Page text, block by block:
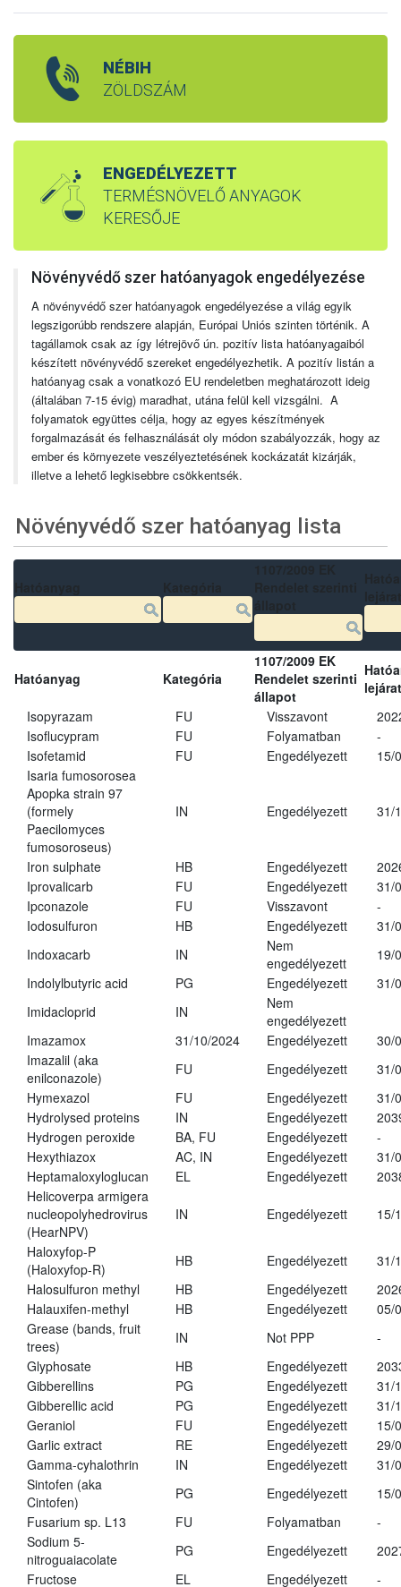
NÉBIH
ZÖLDSZÁM
ENGEDÉLYEZETT
TERMÉSNÖVELŐ ANYAGOK
KERESŐJE
Növényvédő szer hatóanyagok engedélyezése
A növényvédő szer hatóanyagok engedélyezése a világ egyik
legszigorúbb rendszere alapján, Európai Uniós szinten történik. A
tagállamok csak az így létrejövő ún. pozitív lista hatóanyagaiból
készített növényvédő szereket engedélyezhetik. A pozitív listán a
hatóanyag csak a vonatkozó EU rendeletben meghatározott ideig
(általában 7-15 évig) maradhat, utána felül kell vizsgálni. A
folyamatok együttes célja, hogy az egyes készítmények
forgalmazását és felhasználását oly módon szabályozzák, hogy az
ember és környezete veszélyeztetésének kockázatát kizárják,
illetve a lehető legkisebbre csökkentsék.
Növényvédő szer hatóanyag lista
Hatóanyag Kategória
1107/2009 EK
Rendelet szerinti
állapot
Isopyrazam
FU Visszavont
Isoflucypram
FU Folyamatban
-
Isofetamid
FU Engedélyezett
15/
Isaria fumosorosea
Apopka strain 97
(formely
Paecilomyces
fumosoroseus)
IN Engedélyezett 31/
Iron sulphate HB Engedélyezett
Iprovalicarb
FU Engedélyezett
31/
Ipconazole
FU Visszavont
-
Iodosulfuron
HB Engedélyezett
31/
Indoxacarb
IN
Nem
engedélyezett
19/
Indolylbutyric acid
PG Engedélyezett
31/
Imidacloprid
IN
Nem
engedélyezett
Imazamox
31/10/2024 Engedélyezett
30/
Imazalil (aka
enilconazole)
FU Engedélyezett
31/
Hymexazol
FU Engedélyezett
31/
Hydrolysed proteins
IN Engedélyezett
Hydrogen peroxide
BA, FU Engedélyezett
-
Hexythiazox
AC, IN Engedélyezett
31/
Heptamaloxyloglucan
EL Engedélyezett
Helicoverpa armigera
nucleopolyhedrovirus
(HearNPV)
IN Engedélyezett 15/
Haloxyfop-P
(Haloxyfop-R)
HB Engedélyezett
31/
Halosulfuron methyl
HB Engedélyezett
Halauxifen-methyl
HB Engedélyezett
05/
Grease (bands, fruit
trees)
IN Not PPP
-
Glyphosate
HB Engedélyezett
Gibberellins
PG Engedélyezett
31/
Gibberellic acid
PG Engedélyezett
31/
Geraniol
FU Engedélyezett
15/
Garlic extract
RE Engedélyezett
29/
Gamma-cyhalothrin
IN Engedélyezett
31/
Sintofen (aka
Cintofen)
PG Engedélyezett
15/
Fusarium sp. L13
FU Folyamatban
-
Sodium 5-
nitroguaiacolate
PG Engedélyezett
Fructose
EL Engedélyezett
-